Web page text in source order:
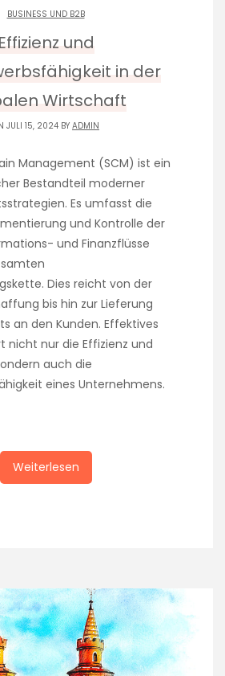
BUSINESS UND B2B
Effizienz und
in der
Wirtschaft
JULI 15, 2024 BY ADMIN
Management (SCM) ist ein
Bestandteil moderner
Es umfasst die
und Kontrolle der
und Finanzflüsse
Dies reicht von der
bis hin zur Lieferung
an den Kunden. Effektives
nicht nur die Effizienz und
auch die
eines Unternehmens.
Weiterlesen